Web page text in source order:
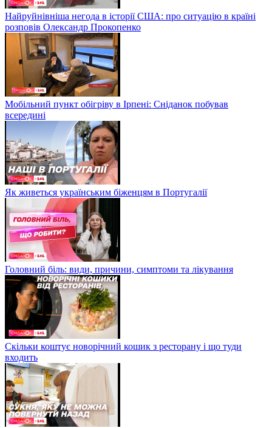
Найруйнівніша негода в історії США: про ситуацію в країні
розповів Олександр Прокопенко
Мобільний пункт обігріву в Ірпені: Сніданок побував
всередині
Як живеться українським біженцям в Португалії
Головний біль: види, причини, симптоми та лікування
Скільки коштує новорічний кошик з ресторану і що туди
входить